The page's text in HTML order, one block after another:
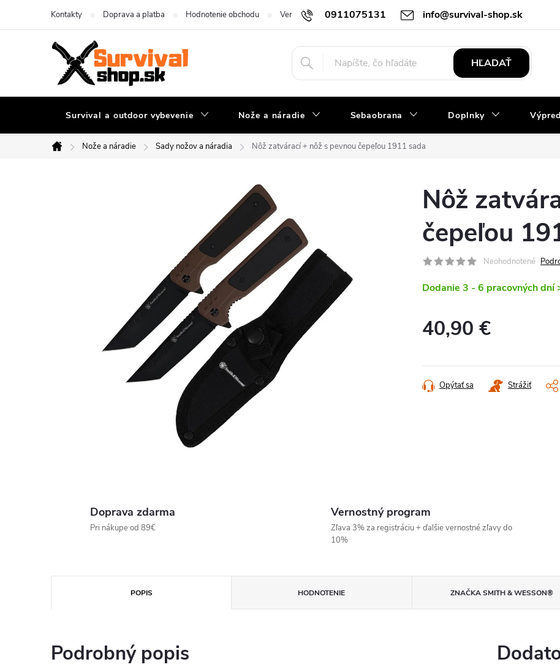
0911075131 info@survival-shop.sk
Kontakty Doprava a platba Hodnotenie obchodu Vernostný program Slovník pojmov Obchodné podmienky
HĽADAŤ
Survival a outdoor vybevenie Nože a náradie Sebaobrana Doplnky
Domov
Nože a náradie Sady nožov a náradia Nôž zatvárací + nôž s pevnou čepeľou 1911 sada
Nôž
čepeľou
Neohodnotené
Dodanie 3 - 6 pracovných dní
40,90 €
Opýtať sa Strážiť
Doprava zdarma
Pri nákupe od 89€
Vernostný program
Zľava 3% za registráciu + ďalšie vernostné zľavy do
10%
POPIS HODNOTENIE ZNAČKASMITH & WESSON®
Podrobný popis